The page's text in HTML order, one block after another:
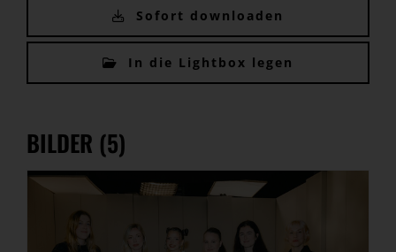
Sofort downloaden
In die Lightbox legen
BILDER (5)